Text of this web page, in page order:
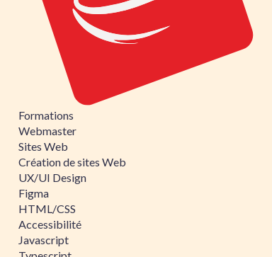
Formations
Webmaster
Sites Web
Création de sites Web
UX/UI Design
Figma
HTML/CSS
Accessibilité
Javascript